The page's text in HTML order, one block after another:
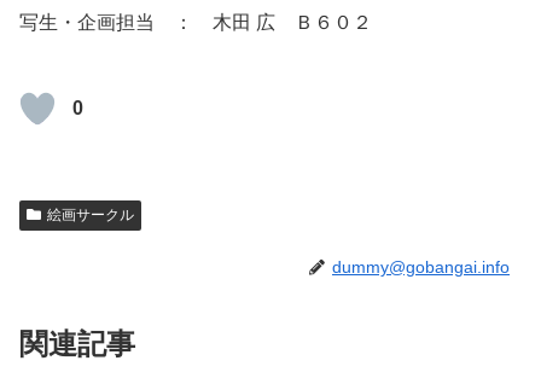
写生・企画担当 ： 木田 広 Ｂ６０２
0
絵画サークル
dummy@gobangai.info
関連記事